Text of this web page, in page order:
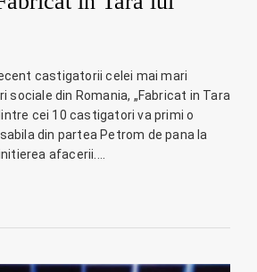
castigatorii celei mai mari
din Romania, „Fabricat in Tara
cei 10 castigatori va primi o
din partea Petrom de pana la
afacerii.…